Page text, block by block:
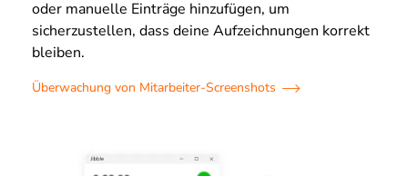
oder manuelle Einträge hinzufügen, um
sicherzustellen, dass deine Aufzeichnungen korrekt
bleiben.
Überwachung von Mitarbeiter-Screenshots